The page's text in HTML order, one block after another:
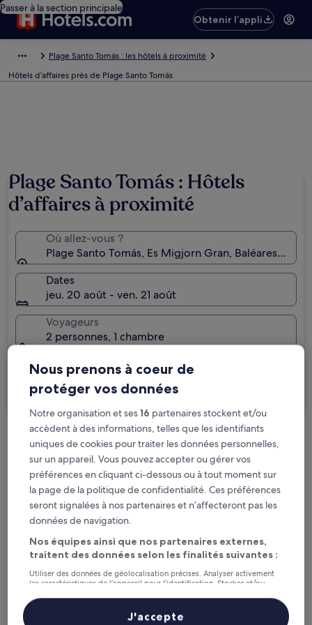
Passer à la section principale
Obtenir l’appli
Plage Santo Tomás : les hôtels à proximité
Hôtels d’affaires près de Plage Santo Tomás
Plage Santo Tomás : Hôtels
d’affaires à proximité
Où allez-vous ?
Plage Santo Tomás, Es Migjorn Gran, Baléares,
Dates
jeu. 20 août - ven. 21 août
Voyageurs
2 personnes, 1 chambre
Je voyage pour affaires
Rechercher
Options d’annulation gratuite en cas de
changement de programme
Gagnez des récompenses pour chaque
nuit séjournée
Économisez plus grâce aux Prix membres
Consultez les prix pour ces dates
Nous prenons à coeur de
protéger vos données
Notre organisation et ses16 partenaires stockent et/ou
accèdent à des informations, telles que les identifiants
uniques de cookies pour traiter les données personnelles,
sur un appareil. Vous pouvez accepter ou gérer vos
préférences en cliquant ci-dessous ou à tout moment sur
la page de la politique de confidentialité. Ces préférences
seront signalées à nos partenaires et n’affecteront pas les
données de navigation.
Nos équipes ainsi que nos partenaires externes,
traitent des données selon les finalités suivantes :
Utiliser des données de géolocalisation précises. Analyser activement
les caractéristiques de l’appareil pour l’identification. Stocker et/ou
personnalisés, mesure de performance des publicités et du contenu,
études d’audience et développement de services.
J'accepte